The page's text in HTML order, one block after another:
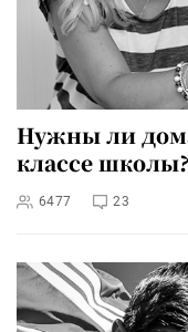
Нужны ли
классе школы?
6477 23